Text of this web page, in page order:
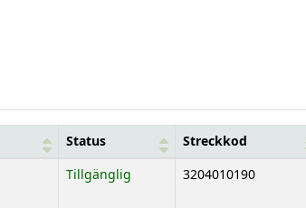
Status Streckkod
Tillgänglig 3204010190